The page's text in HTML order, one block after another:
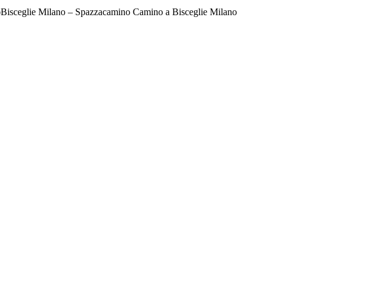
Bisceglie Milano – Spazzacamino Camino a Bisceglie Milano